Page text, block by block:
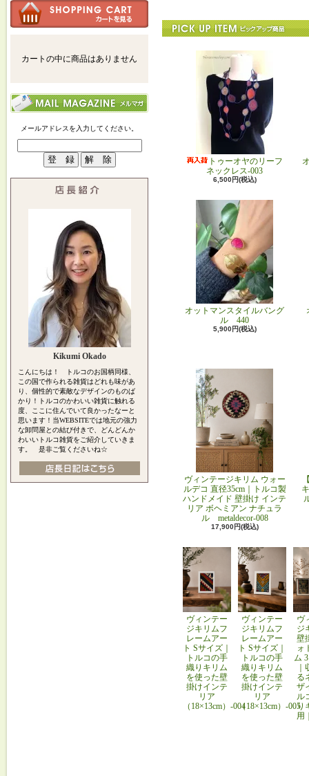
カートの中に商品はありません
メールアドレスを入力してください。
Kikumi Okado
こんにちは！ トルコのお国柄同様、
この国で作られる雑貨はどれも味があ
り、個性的で素敵なデザインのものば
かり！トルコのかわいい雑貨に触れる
度、ここに住んでいて良かったなーと
思います！当WEBSITEでは地元の強力
な卸問屋との結び付きで、どんどんか
わいいトルコ雑貨をご紹介していきま
す。 是非ご覧くださいね☆
トゥーオヤのリーフ
ネックレス-003
6,500円(税込)
オットマンスタイルバング
ル 440
5,900円(税込)
ヴィンテージキリム ウォー
ルデコ 直径35cm｜トルコ製
ハンドメイド 壁掛け インテ
リア ボヘミアン ナチュラ
ル metaldecor-008
17,900円(税込)
ヴィンテー
ジキリムフ
レームアー
ト Sサイズ｜
トルコの手
織りキリム
を使った壁
掛けインテ
リア
（18×13cm）-004
ヴィンテー
ジキリムフ
レームアー
ト Sサイズ｜
トルコの手
織りキリム
を使った壁
掛けインテ
リア
（18×13cm）-005
ヴ
ジ
壁
ォ
ム
る
ザ
ル
り
用